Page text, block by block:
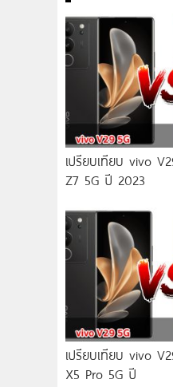
เปรียบเทียบ vivo
Z7 5G ปี 2023
เปรียบเทียบ vivo
X5 Pro 5G ปี